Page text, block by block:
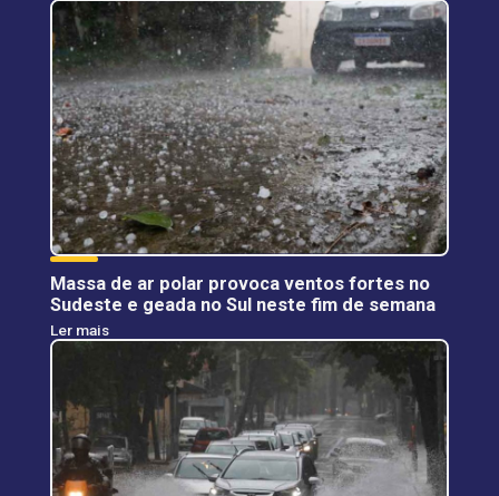
Massa de ar polar provoca ventos fortes no
Sudeste e geada no Sul neste fim de semana
Ler mais